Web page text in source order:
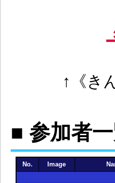
↑《き
■ 参加者
No. Image